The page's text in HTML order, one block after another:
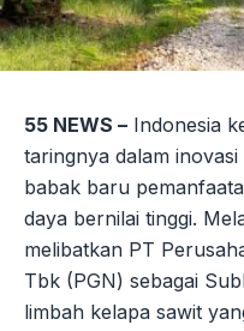
55 NEWS – Indonesia
taringnya dalam
babak baru
daya bernilai tinggi.
melibatkan PT
Tbk (PGN) sebagai
limbah kelapa sawit